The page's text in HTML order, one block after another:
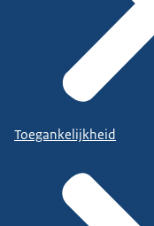
Toegankelijkheid